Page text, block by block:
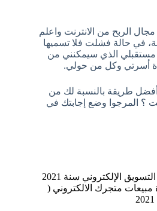
الربح من الانترنت واعلم
في حالة فشلت فلا تسميها
الذي سيمكنني من
أسرتي وكل من حولي.
طريقة بالنسبة لك من
؟ المرجوا وضع إجابتك في
الإلكتروني سنة 2021
لزيادة مبيعات متجرك الالكتروني (